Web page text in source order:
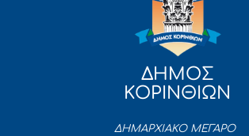
ΔΗΜΟΣ
ΚΟΡΙΝΘΙΩΝ
ΔΗΜΑΡΧΙΑΚΟ ΜΕΓΑΡΟ